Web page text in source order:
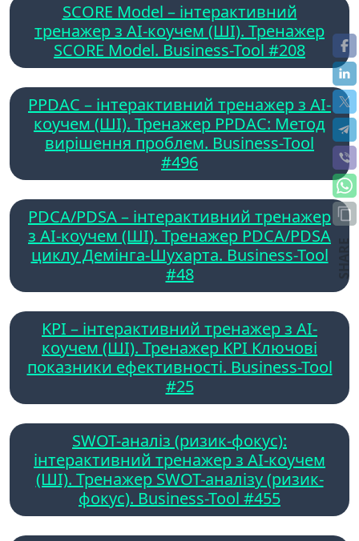
SCORE Model – інтерактивний
тренажер з AI-коучем (ШІ). Тренажер
SCORE Model. Business-Tool #208
PPDAC – інтерактивний тренажер з AI-
коучем (ШІ). Тренажер PPDAC: Метод
вирішення проблем. Business-Tool
#496
PDCA/PDSA – інтерактивний тренажер
з AI-коучем (ШІ). Тренажер PDCA/PDSA
циклу Демінга-Шухарта. Business-Tool
#48
KPI – інтерактивний тренажер з AI-
коучем (ШІ). Тренажер KPI Ключові
показники ефективності. Business-Tool
#25
SWOT-аналіз (ризик-фокус):
інтерактивний тренажер з AI-коучем
(ШІ). Тренажер SWOT-аналізу (ризик-
фокус). Business-Tool #455